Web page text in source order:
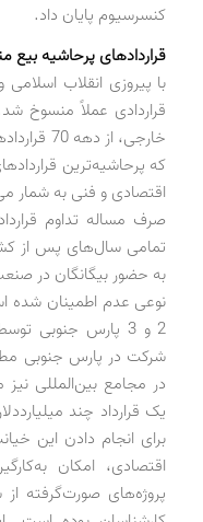
کنسرسیوم پایان داد.
قراردادهای پرحاشیه بیع
با پیروزی انقلاب
قراردادی عملاً منسوخ
خارجی،
که پرحاشیه‌ترین
اقتصادی و فنی به شمار
صرف مساله تداوم
تمامی سال‌های پس از
به حضور بیگانگان در
نوعی عدم اطمینان شده
2 و 3 پارس جنوبی
شرکت در پارس جنوبی
در مجامع بین‌المللی
یک قرارداد چند
برای انجام دادن این
اقتصادی، امکان
پروژه‌های صورت‌گرفته